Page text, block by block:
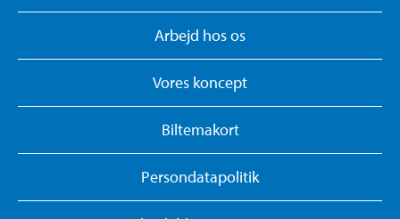
Arbejd hos os
Vores koncept
Biltemakort
Persondatapolitik